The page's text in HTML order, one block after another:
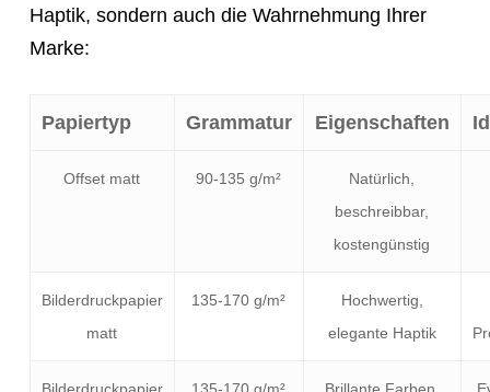
Haptik, sondern auch die Wahrnehmung Ihrer
Marke:
Papiertyp Grammatur Eigenschaften
Offset matt 90-135 g/m²
Natürlich,
beschreibbar,
kostengünstig
Bilderdruckpapier
matt
135-170 g/m²
Hochwertig,
elegante Haptik